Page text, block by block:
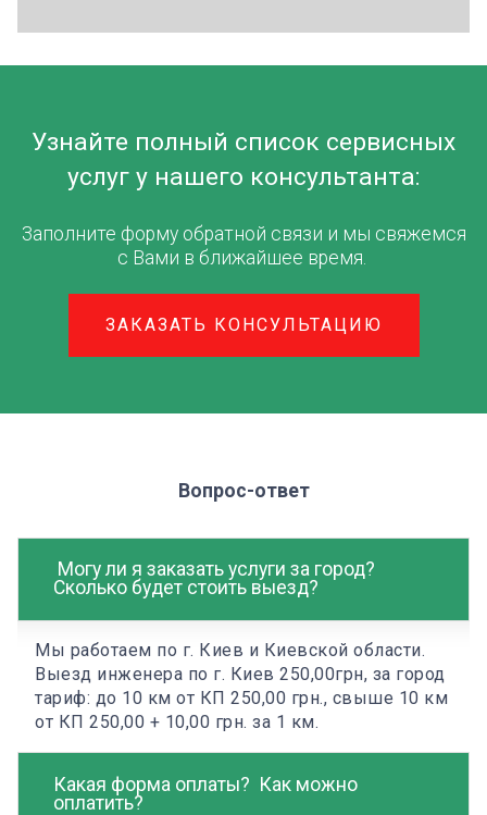
Узнайте полный список сервисных
услуг у нашего консультанта:
Заполните форму обратной связи и мы свяжемся
с Вами в ближайшее время.
ЗАКАЗАТЬ КОНСУЛЬТАЦИЮ
Вопрос-ответ
Могу ли я заказать услуги за город?
Сколько будет стоить выезд?
Мы работаем по г. Киев и Киевской области.
Выезд инженера по г. Киев 250,00грн, за город
тариф: до 10 км от КП 250,00 грн., свыше 10 км
от КП 250,00 + 10,00 грн. за 1 км.
Какая форма оплаты? Как можно
оплатить?